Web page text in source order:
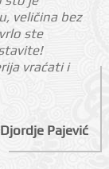
veličina bez
ste
vraćati i
Djordje Pajević